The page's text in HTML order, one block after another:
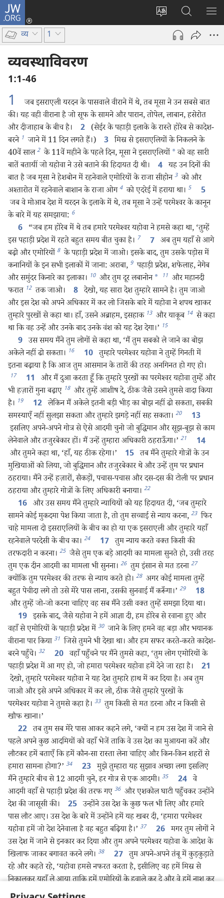
JW.ORG
वेबसाइट
भाषा
लॉग-
इन
(opens
JW.ORG
खोजें
मैन्यू
व्य 1
व्यवस्थाविवरण
1:1-46
1
जब इसराएली यरदन के पासवाले वीराने में थे, तब मूसा ने उन सबसे बात
की। यह वही वीराना है जो सूफ के सामने और पारान, तोपेल, लाबान, हसेरोत
और दीजाहाब के बीच है।
2
(सेईर के पहाड़ी इलाके के रास्ते होरेब से कादेश-
बरने 1 जाने में 11 दिन लगते हैं।) 3 मिस्र से इसराएलियों के निकलने के
40वें साल 2 के 11वें महीने के पहले दिन, मूसा ने इसराएलियों *को वह सारी
बातें बतायीं जो यहोवा ने उसे बताने की हिदायत दी थी।
4 यह उन दिनों की
बात है जब मूसा ने हेशबोन में रहनेवाले एमोरियों के राजा सीहोन 3 को और
अश्‍तारोत में रहनेवाले बाशान के राजा ओग 4 को एदरेई में हराया था। 5 5
जब वे मोआब देश में यरदन के इलाके में थे, तब मूसा ने उन्हें परमेश्‍वर के कानून
के बारे में यह समझाया: 6
6
“जब हम होरेब में थे तब हमारे परमेश्‍वर यहोवा ने हमसे कहा था, ‘तुम्हें
इस पहाड़ी प्रदेश में रहते बहुत समय बीत चुका है। 7 7 अब तुम यहाँ से आगे
बढ़ो और एमोरियों 8 के पहाड़ी प्रदेश में जाओ। इसके बाद, तुम उसके पड़ोस में
कनानियों के इन सभी इलाकों में जाना: अराबा, 9 पहाड़ी प्रदेश, शफेलाह, नेगेब
और समुंदर किनारे का इलाका। 10 और तुम दूर लबानोन * 11 और महानदी
फरात 12 तक जाओ। 8 देखो, यह सारा देश तुम्हारे सामने है। तुम जाओ
और इस देश को अपने अधिकार में कर लो जिसके बारे में यहोवा ने शपथ खाकर
तुम्हारे पुरखों से कहा था। हाँ, उसने अब्राहम, इसहाक 13 और याकूब 14 से कहा
था कि वह उन्हें और उनके बाद उनके वंश को यह देश देगा।’ 15
9 उस समय मैंने तुम लोगों से कहा था, ‘मैं तुम सबको ले जाने का बोझ
अकेले नहीं ढो सकता। 16 10 तुम्हारे परमेश्‍वर यहोवा ने तुम्हें गिनती में
इतना बढ़ाया है कि आज तुम आसमान के तारों की तरह अनगिनत हो गए हो।
17 11
और मैं दुआ करता हूँ कि तुम्हारे पुरखों का परमेश्‍वर यहोवा तुम्हें और
भी हज़ारों गुना बढ़ाए 18 और तुम्हें आशीष दे, ठीक जैसे उसने तुमसे वादा किया
है। 19 12 लेकिन मैं अकेले इतनी बड़ी भीड़ का बोझ नहीं ढो सकता, सबकी
समस्याएँ नहीं सुलझा सकता और तुम्हारे झगड़े नहीं सह सकता। 20 13
इसलिए अपने-अपने गोत्र से ऐसे आदमी चुनो जो बुद्धिमान और सूझ-बूझ से काम
लेनेवाले और तजुरबेकार हों। मैं उन्हें तुम्हारा अधिकारी ठहराऊँगा।’ 21 14
और तुमने कहा था, ‘हाँ, यह ठीक रहेगा।’ 15 तब मैंने तुम्हारे गोत्रों के उन
मुखियाओं को लिया, जो बुद्धिमान और तजुरबेकार थे और उन्हें तुम पर प्रधान
ठहराया। मैंने उन्हें हज़ारों, सैकड़ों, पचास-पचास और दस-दस की टोली पर प्रधान
ठहराया और तुम्हारे गोत्रों के लिए अधिकारी बनाया। 22
16 और उस समय मैंने तुम्हारे न्यायियों को यह हिदायत दी, ‘जब तुम्हारे
सामने कोई मुकदमा पेश किया जाता है, तो तुम सच्चाई से न्याय करना, 23 फिर
चाहे मामला दो इसराएलियों के बीच का हो या एक इसराएली और तुम्हारे यहाँ
रहनेवाले परदेसी के बीच का। 24 17 तुम न्याय करते वक्‍त किसी की
तरफदारी न करना। 25 जैसे तुम एक बड़े आदमी का मामला सुनते हो, उसी तरह
तुम एक दीन आदमी का मामला भी सुनना। 26 तुम इंसान से मत डरना 27
क्योंकि तुम परमेश्‍वर की तरफ से न्याय करते हो। 28 अगर कोई मामला तुम्हें
बहुत पेचीदा लगे तो उसे मेरे पास लाना, उसकी सुनवाई मैं करूँगा।’ 29 18
और तुम्हें जो-जो करना चाहिए वह सब मैंने उसी वक्‍त तुम्हें समझा दिया था।
19 इसके बाद, जैसे यहोवा ने हमें आज्ञा दी, हम होरेब से रवाना हुए और
वहाँ से एमोरियों के पहाड़ी प्रदेश में 30 जाने के लिए हमने वह बड़ा और भयानक
वीराना पार किया 31 जिसे तुमने भी देखा था। और हम सफर करते-करते कादेश-
बरने पहुँचे। 32 20 वहाँ पहुँचने पर मैंने तुमसे कहा, ‘तुम लोग एमोरियों के
पहाड़ी प्रदेश में आ गए हो, जो हमारा परमेश्‍वर यहोवा हमें देने जा रहा है।
21
देखो, तुम्हारे परमेश्‍वर यहोवा ने यह देश तुम्हारे हाथ में कर दिया है। अब तुम
जाओ और इसे अपने अधिकार में कर लो, ठीक जैसे तुम्हारे पुरखों के
परमेश्‍वर यहोवा ने तुमसे कहा है। 33 तुम किसी से मत डरना और न किसी से
खौफ खाना।’
22 तब तुम सब मेरे पास आकर कहने लगे, ‘क्यों न हम उस देश में जाने से
पहले अपने कुछ आदमियों को वहाँ भेजें ताकि वे उस देश का मुआयना करें और
लौटकर हमें बताएँ कि हमें कौन-सा रास्ता लेना चाहिए और किन-किन शहरों से
हमारा सामना होगा?’ 34 23 मुझे तुम्हारा यह सुझाव अच्छा लगा इसलिए
मैंने तुम्हारे बीच से 12 आदमी चुने, हर गोत्र से एक आदमी। 35 24 वे
आदमी वहाँ से पहाड़ी प्रदेश की तरफ गए 36 और एशकोल घाटी पहुँचकर उन्होंने
देश की जासूसी की।
25 उन्होंने उस देश के कुछ फल भी लिए और हमारे
पास लौट आए। उस देश के बारे में उन्होंने हमें यह खबर दी, ‘हमारा परमेश्‍वर
यहोवा हमें जो देश देनेवाला है वह बहुत बढ़िया है।’ 37 26 मगर तुम लोगों ने
उस देश में जाने से इनकार कर दिया और तुम अपने परमेश्‍वर यहोवा के आदेश के
खिलाफ जाकर बगावत करने लगे। 38 27 तुम अपने-अपने तंबू में कुड़कुड़ाते
रहे और कहते रहे, ‘यहोवा हमसे नफरत करता है, इसीलिए वह हमें मिस्र से
निकालकर यहाँ ले आया ताकि हमें एमोरियों के हवाले कर दे और वे हमें नाश कर
दें। 28हाय! हम कैसे देश में जा रहे हैं? हमारे भाई जो उस देश को देख आए